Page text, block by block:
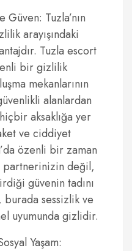
Tuzla’nın
arayışındaki
Tuzla escort
bir gizlilik
mekanlarının
alanlardan
aksaklığa yer
ve ciddiyet
özenli bir zaman
değil,
güvenin tadını
burada sessizlik ve
uyumunda gizlidir.
Yaşam: